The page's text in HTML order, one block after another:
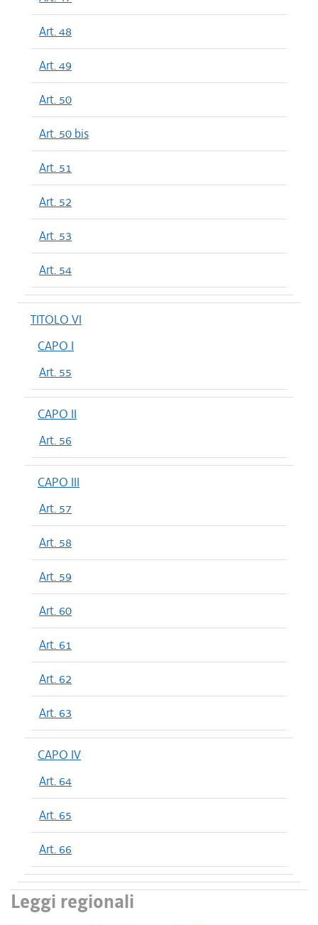
Art. 48
Art. 49
Art. 50
Art. 50 bis
Art. 51
Art. 52
Art. 53
Art. 54
TITOLO VI
CAPO I
Art. 55
CAPO II
Art. 56
CAPO III
Art. 57
Art. 58
Art. 59
Art. 60
Art. 61
Art. 62
Art. 63
CAPO IV
Art. 64
Art. 65
Art. 66
Leggi regionali